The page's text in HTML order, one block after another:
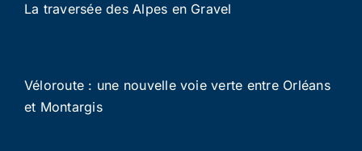
La traversée des Alpes en Gravel
Véloroute : une nouvelle voie verte entre Orléans
et Montargis